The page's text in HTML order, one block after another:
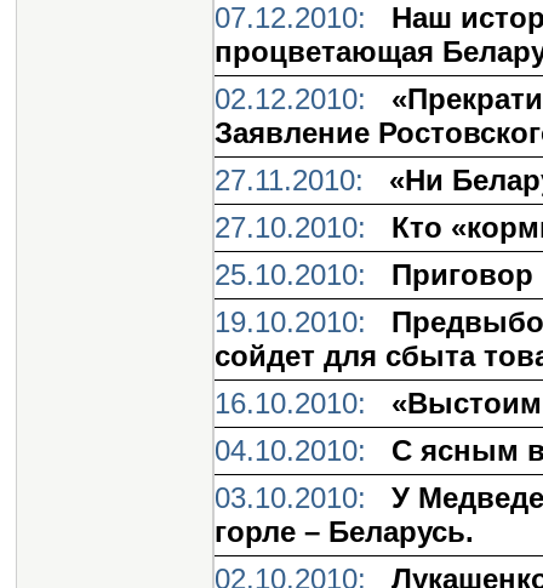
07.12.2010:
Наш
процветающая
02.12.2010:
Заявление
27.11.2010:
«Ни
27.10.2010:
Кто
25.10.2010:
Приговор
19.10.2010:
сойдет для сбыта
16.10.2010:
04.10.2010:
С ясным
03.10.2010:
У
горле – Беларусь.
02.10.2010: